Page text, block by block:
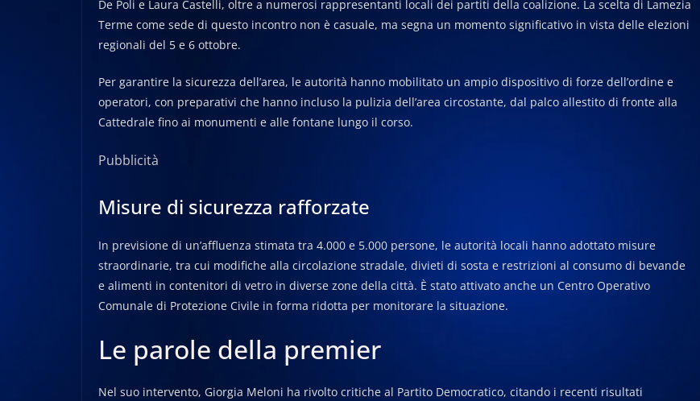
De Poli e Laura Castelli, oltre a numerosi rappresentanti locali dei partiti della coalizione. La scelta di Lamezia
Terme come sede di questo incontro non è casuale, ma segna un momento significativo in vista delle elezioni
regionali del 5 e 6 ottobre.
Per garantire la sicurezza dell’area, le autorità hanno mobilitato un ampio dispositivo di forze dell’ordine e
operatori, con preparativi che hanno incluso la pulizia dell’area circostante, dal palco allestito di fronte alla
Cattedrale fino ai monumenti e alle fontane lungo il corso.
Pubblicità
Misure di sicurezza rafforzate
In previsione di un’affluenza stimata tra 4.000 e 5.000 persone, le autorità locali hanno adottato misure
straordinarie, tra cui modifiche alla circolazione stradale, divieti di sosta e restrizioni al consumo di bevande
e alimenti in contenitori di vetro in diverse zone della città. È stato attivato anche un Centro Operativo
Comunale di Protezione Civile in forma ridotta per monitorare la situazione.
Le parole della premier
Nel suo intervento, Giorgia Meloni ha rivolto critiche al Partito Democratico, citando i recenti risultati